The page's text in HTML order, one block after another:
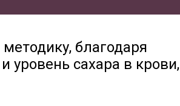
благодаря
уровень сахара в крови,